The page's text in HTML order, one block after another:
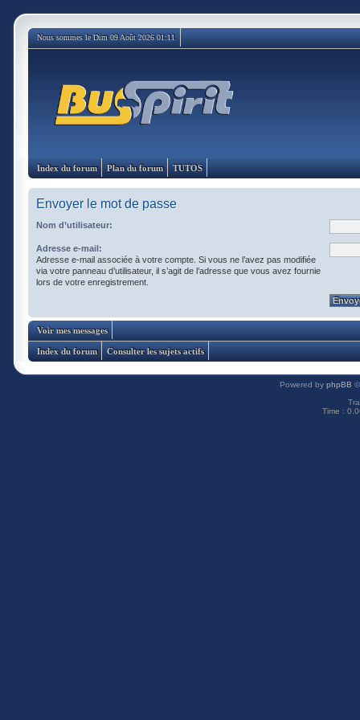
Nous sommes le Dim 09 Août 2026 01:11
Index du forum Plan du forum TUTOS
Envoyer le mot de passe
Nom d’utilisateur:
Adresse e-mail:
Adresse e-mail associée à votre compte. Si vous ne l’avez pas modifiée
via votre panneau d’utilisateur, il s’agit de l’adresse que vous avez fournie
lors de votre enregistrement.
Voir mes messages
Index du forum Consulter les sujets actifs
Powered by phpBB
Time :